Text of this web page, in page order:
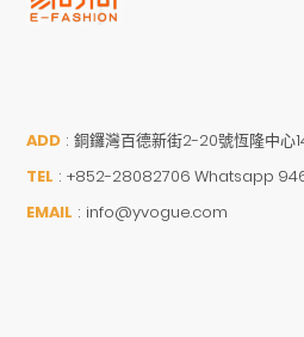
ADD : 銅鑼灣百德新街2-20號恆隆中心
TEL : +852-28082706 Whatsapp
EMAIL : info@yvogue.com